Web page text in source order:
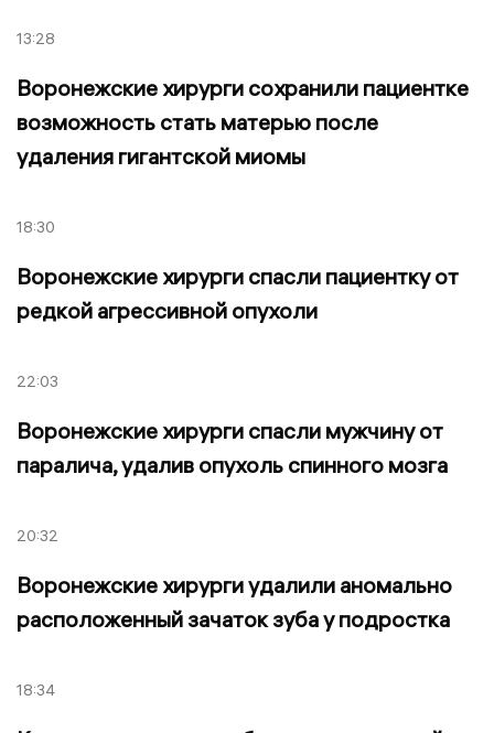
13:28
Воронежские хирурги сохранили пациентке
возможность стать матерью после
удаления гигантской миомы
18:30
Воронежские хирурги спасли пациентку от
редкой агрессивной опухоли
22:03
Воронежские хирурги спасли мужчину от
паралича, удалив опухоль спинного мозга
20:32
Воронежские хирурги удалили аномально
расположенный зачаток зуба у подростка
18:34